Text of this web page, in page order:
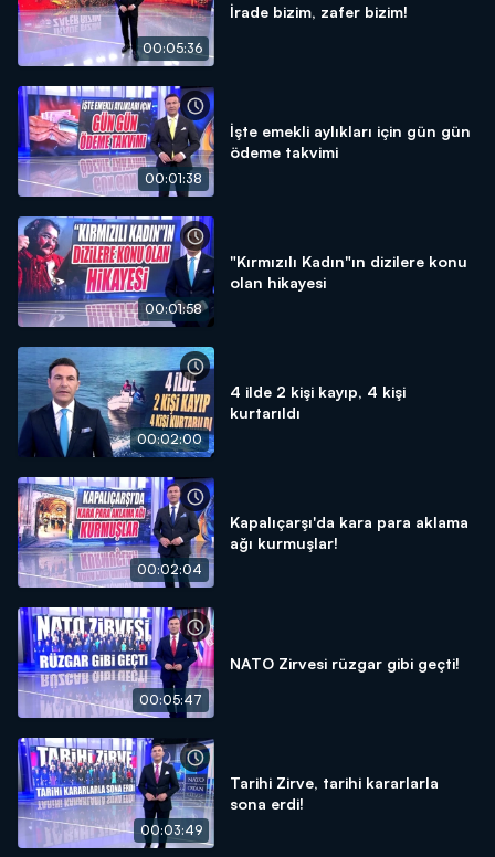
00:05:36
İrade bizim, zafer bizim!
00:01:38
İşte emekli aylıkları için gün gün
ödeme takvimi
00:01:58
"Kırmızılı Kadın"ın dizilere konu
olan hikayesi
00:02:00
4 ilde 2 kişi kayıp, 4 kişi
kurtarıldı
00:02:04
Kapalıçarşı'da kara para aklama
ağı kurmuşlar!
00:05:47
NATO Zirvesi rüzgar gibi geçti!
00:03:49
Tarihi Zirve, tarihi kararlarla
sona erdi!